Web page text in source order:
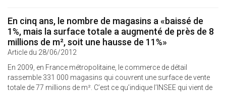
En cinq ans, le nombre de magasins a «baissé de
1%, mais la surface totale a augmenté de près de 8
millions de m², soit une hausse de 11%»
Article du 28/06/2012
En 2009, en France métropolitaine, le commerce de détail
rassemble 331 000 magasins qui couvrent une surface de vente
totale de 77 millions de m². C’est ce qu’indique l’INSEE qui vient de